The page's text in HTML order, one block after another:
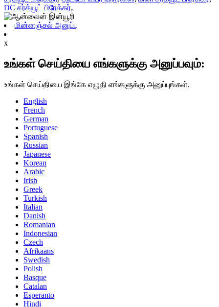
DC சர்க்யூட் பிரேக்கர்,
மின்னஞ்சல் அனுப்பு
x
உங்கள் செய்தியை எங்களுக்கு அனுப்பவும்:
உங்கள் செய்தியை இங்கே எழுதி எங்களுக்கு அனுப்புங்கள்.
English
French
German
Portuguese
Spanish
Russian
Japanese
Korean
Arabic
Irish
Greek
Turkish
Italian
Danish
Romanian
Indonesian
Czech
Afrikaans
Swedish
Polish
Basque
Catalan
Esperanto
Hindi